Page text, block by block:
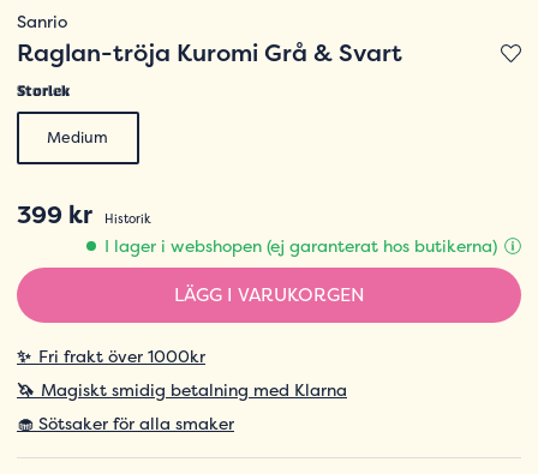
Sanrio
Raglan-tröja Kuromi Grå & Svart
Storlek
Medium
399 kr Historik
I lager i webshopen (ej garanterat hos butikerna)
LÄGG I VARUKORGEN
✨ Fri frakt över 1000kr
🦄 Magiskt smidig betalning med Klarna
🧁 Sötsaker för alla smaker